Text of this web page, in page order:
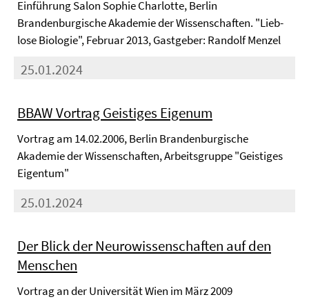
Einführung Salon Sophie Charlotte, Berlin
Brandenburgische Akademie der Wissenschaften. "Lieb-
lose Biologie", Februar 2013, Gastgeber: Randolf Menzel
25.01.2024
BBAW Vortrag Geistiges Eigenum
Vortrag am 14.02.2006, Berlin Brandenburgische
Akademie der Wissenschaften, Arbeitsgruppe "Geistiges
Eigentum"
25.01.2024
Der Blick der Neurowissenschaften auf den
Menschen
Vortrag an der Universität Wien im März 2009